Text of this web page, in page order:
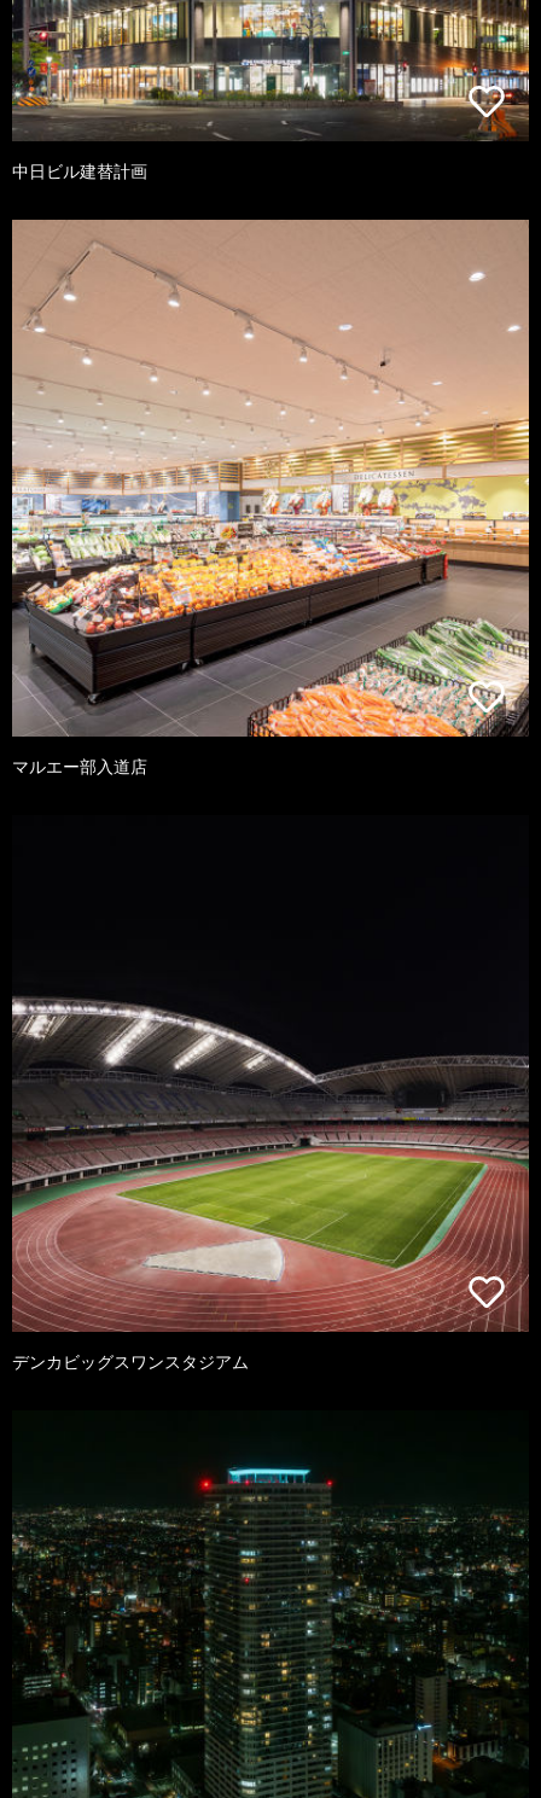
中日ビル建替計画
マルエー部入道店
デンカビッグスワンスタジアム